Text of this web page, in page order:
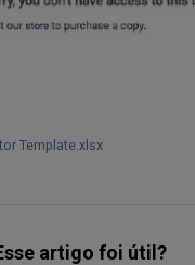
Template.xlsx
artigo foi útil?